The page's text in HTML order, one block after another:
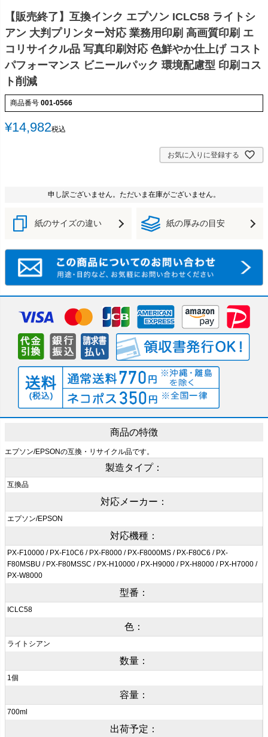
【販売終了】互換インク エプソン ICLC58 ライトシ
アン 大判プリンター対応 業務用印刷 高画質印刷 エ
コリサイクル品 写真印刷対応 色鮮やか仕上げ コスト
パフォーマンス ビニールパック 環境配慮型 印刷コス
ト削減
商品番号 001-0566
¥14,982税込
お気に入りに登録する
申し訳ございません。ただいま在庫がございません。
紙のサイズの違い 紙の厚みの目安
商品の特徴
エプソン/EPSONの互換・リサイクル品です。
製造タイプ：
互換品
対応メーカー：
エプソン/EPSON
対応機種：
PX-F10000 / PX-F10C6 / PX-F8000 / PX-F8000MS / PX-F80C6 / PX-
F80MSBU / PX-F80MSSC / PX-H10000 / PX-H9000 / PX-H8000 / PX-H7000 /
PX-W8000
型番：
ICLC58
色：
ライトシアン
数量：
1個
容量：
700ml
出荷予定：